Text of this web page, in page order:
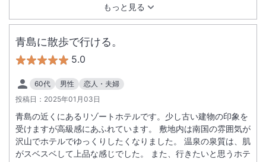
もっと見る
青島に散歩で行ける。
5.0
60代 男性
恋人・夫婦
投稿日： 2025年01月03日
青島の近くにあるリゾートホテルです。少し古い建物の印象を
受けますが高級感にあふれています。 敷地内は南国の雰囲気が
沢山でホテルでゆっくりしたくなりました。 温泉の泉質は、肌
がスベスベして上品な感じでした。 また、行きたいと思うホテ